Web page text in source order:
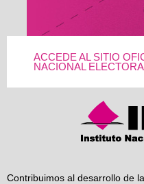
ACCEDE AL SITIO
NACIONAL
Contribuimos al desarrollo de